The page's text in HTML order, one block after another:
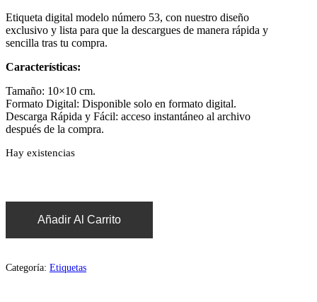
Etiqueta digital modelo número 53, con nuestro diseño
exclusivo y lista para que la descargues de manera rápida y
sencilla tras tu compra.
Características:
Tamaño: 10×10 cm.
Formato Digital: Disponible solo en formato digital.
Descarga Rápida y Fácil: acceso instantáneo al archivo
después de la compra.
Hay existencias
Añadir Al Carrito
Categoría: Etiquetas